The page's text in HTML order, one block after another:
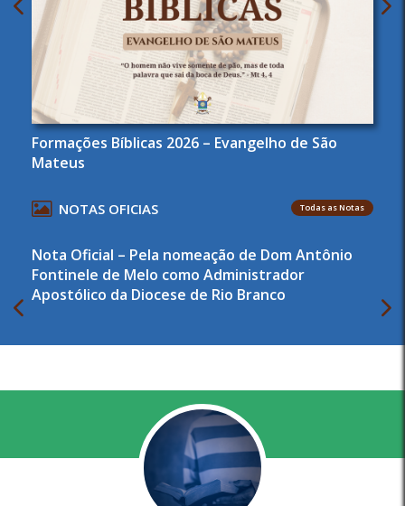
Formações Bíblicas 2026 – Evangelho de São
Mateus
NOTAS OFICIAS Todas as Notas
Nota Oficial – Pela nomeação de Dom Antônio
Fontinele de Melo como Administrador
Apostólico da Diocese de Rio Branco